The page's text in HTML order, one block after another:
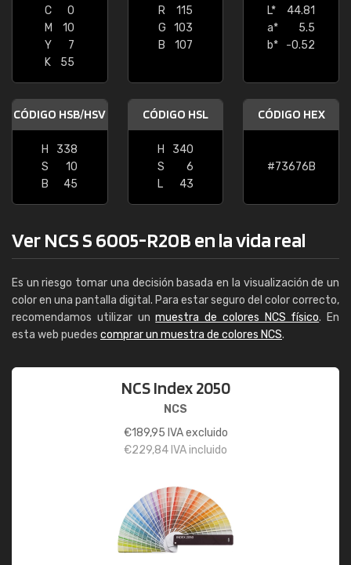
C
0
M
10
Y
7
K
55
R
115
G
103
B
107
L*
44.81
a*
5.5
b*
-0.52
CÓDIGO HSB/HSV
H
338
S
10
B
45
CÓDIGO HSL
H
340
S
6
L
43
CÓDIGO HEX
#73676B
Ver NCS S 6005-R20B en la vida real
Es un riesgo tomar una decisión basada en la visualización de un
color en una pantalla digital. Para estar seguro del color correcto,
recomendamos utilizar unmuestra de colores NCS físico. En
esta web puedes comprar un muestra de colores NCS.
NCS Index 2050
NCS
€189,95 IVA excluido
€229,84 IVA incluido